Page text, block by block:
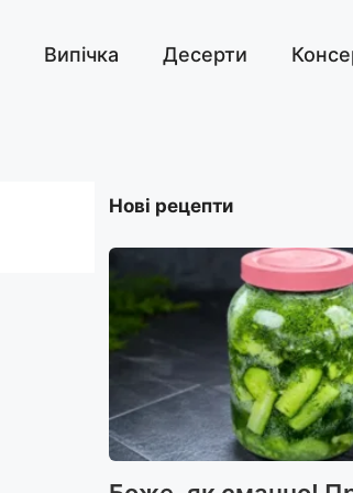
Випічка Десерти
Нові рецепти